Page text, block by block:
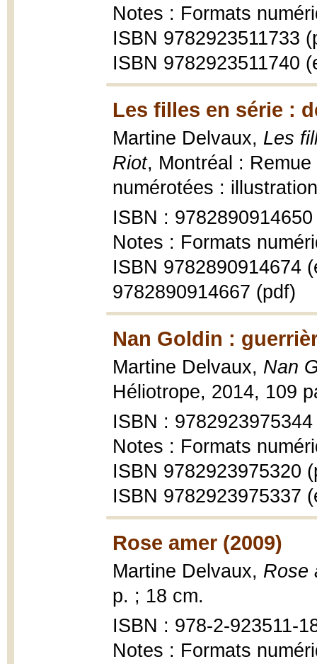
Notes : Formats
ISBN 9782923511733
ISBN 9782923511740
Les filles en série :
Martine Delvaux, Les
Riot, Montréal :
numérotées :
ISBN : 9782890914650
Notes : Formats
ISBN 9782890914674
9782890914667 (pdf)
Nan Goldin :
Martine Delvaux, Nan
Héliotrope, 2014, 109
ISBN : 9782923975344
Notes : Formats
ISBN 9782923975320
ISBN 9782923975337
Rose amer (2009)
Martine Delvaux, Rose
p. ; 18 cm.
ISBN : 978-2-923511-
Notes : Formats